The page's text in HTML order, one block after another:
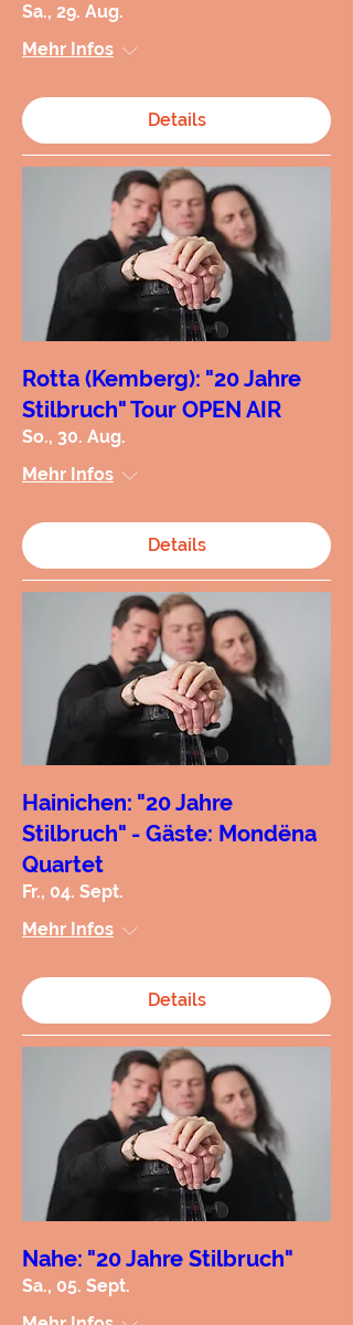
Sa., 29. Aug.
Mehr Infos
Details
Rotta (Kemberg): "20 Jahre
Stilbruch" Tour OPEN AIR
So., 30. Aug.
Mehr Infos
Details
Hainichen: "20 Jahre
Stilbruch" - Gäste: Mondëna
Quartet
Fr., 04. Sept.
Mehr Infos
Details
Nahe: "20 Jahre Stilbruch"
Sa., 05. Sept.